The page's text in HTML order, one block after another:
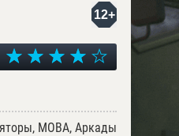
12+
MOBA, Аркады